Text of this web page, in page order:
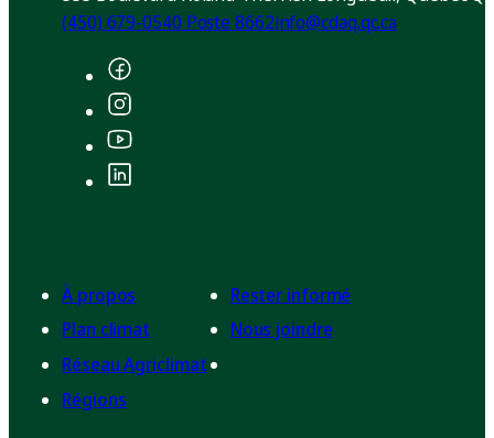
(450) 679-0540 Poste 8662info@cdaq.qc.ca
À propos
Plan climat
Réseau Agriclimat
Régions
Rester informé
Nous joindre